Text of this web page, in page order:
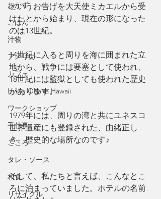
おかず
ごはん
汁物
アメリカ
カフェ
Living Ohana Hawaii
ワークショップ
手仕事
こころ
タレ・ソース
和食
リサイクル
というお告げを大天使ミカエルから受
けたとから始まり、現在の形になった
のは13世紀。
14世紀に入ると周りを海に囲まれた立
地から、戦争には要塞として使われ、
18世紀には監獄としても使われた歴史
があります。
1979年には、周りの湾と共にユネスコ
世界遺産にも登録された、由緒正し
き、歴史的な場所なのです♪
そして、私たちと言えば、こんなとこ
ろに泊まっていました。ホテルの名前